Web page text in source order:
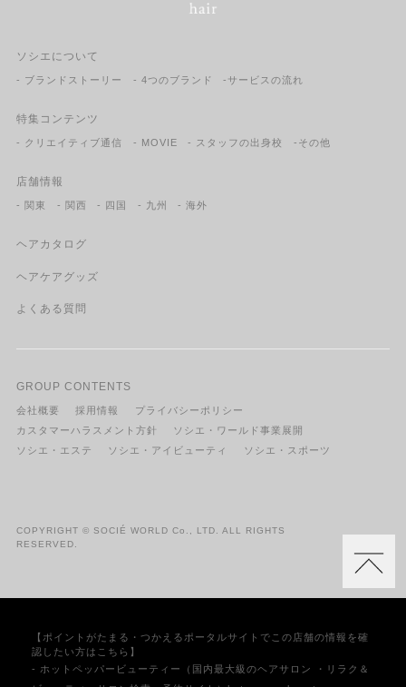
ソシエについて
- ブランドストーリー - 4つのブランド -サービスの流れ
特集コンテンツ
- クリエイティブ通信 - MOVIE - スタッフの出身校 -その他
店舗情報
- 関東 - 関西 - 四国 - 九州 - 海外
ヘアカタログ
ヘアケアグッズ
よくある質問
GROUP CONTENTS
会社概要 採用情報
プライバシーポリシー
カスタマーハラスメント方針
ソシエ・ワールド事業展開
ソシエ・エステ
ソシエ・アイビューティ ソシエ・スポーツ
COPYRIGHT © SOCIÉ WORLD Co., LTD. ALL RIGHTS
RESERVED.
【ポイントがたまる・つかえるポータルサイトでこの店舗の情報を確
認したい方はこちら】
- ホットペッパービューティー（国内最大級のヘアサロン ・リラク＆